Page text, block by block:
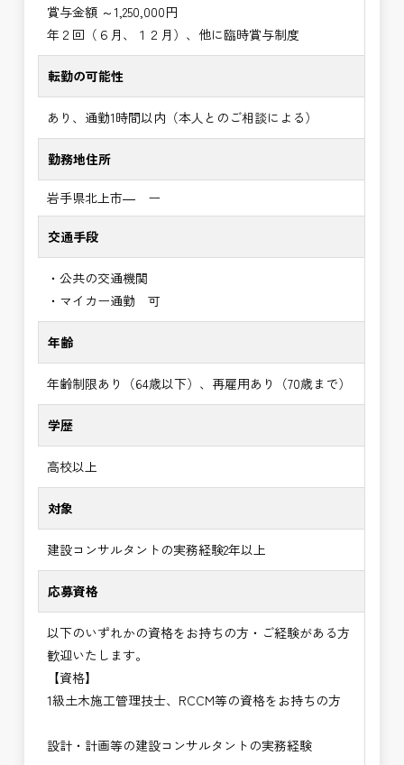
賞与金額 ～1,250,000円
年２回（６月、１２月）、他に臨時賞与制度
転勤の可能性
あり、通勤1時間以内（本人とのご相談による）
勤務地住所
岩手県北上市― ー
交通手段
・公共の交通機関
・マイカー通勤 可
年齢
年齢制限あり（64歳以下）、再雇用あり（70歳まで）
学歴
高校以上
対象
建設コンサルタントの実務経験2年以上
応募資格
以下のいずれかの資格をお持ちの方・ご経験がある方
歓迎いたします。
【資格】
1級土木施工管理技士、RCCM等の資格をお持ちの方
設計・計画等の建設コンサルタントの実務経験